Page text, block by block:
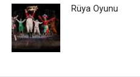
Rüya Oyunu